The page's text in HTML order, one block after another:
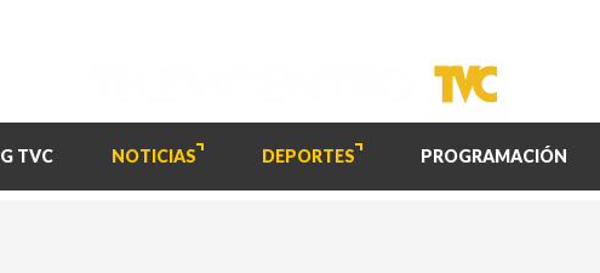
TVC NOTICIAS DEPORTES PROGRAMACIÓN